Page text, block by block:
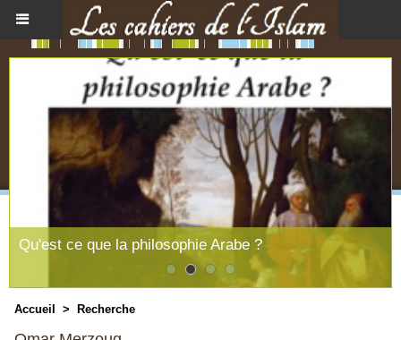
Arabe ? Le souffle féminin du
Accueil > Recherche